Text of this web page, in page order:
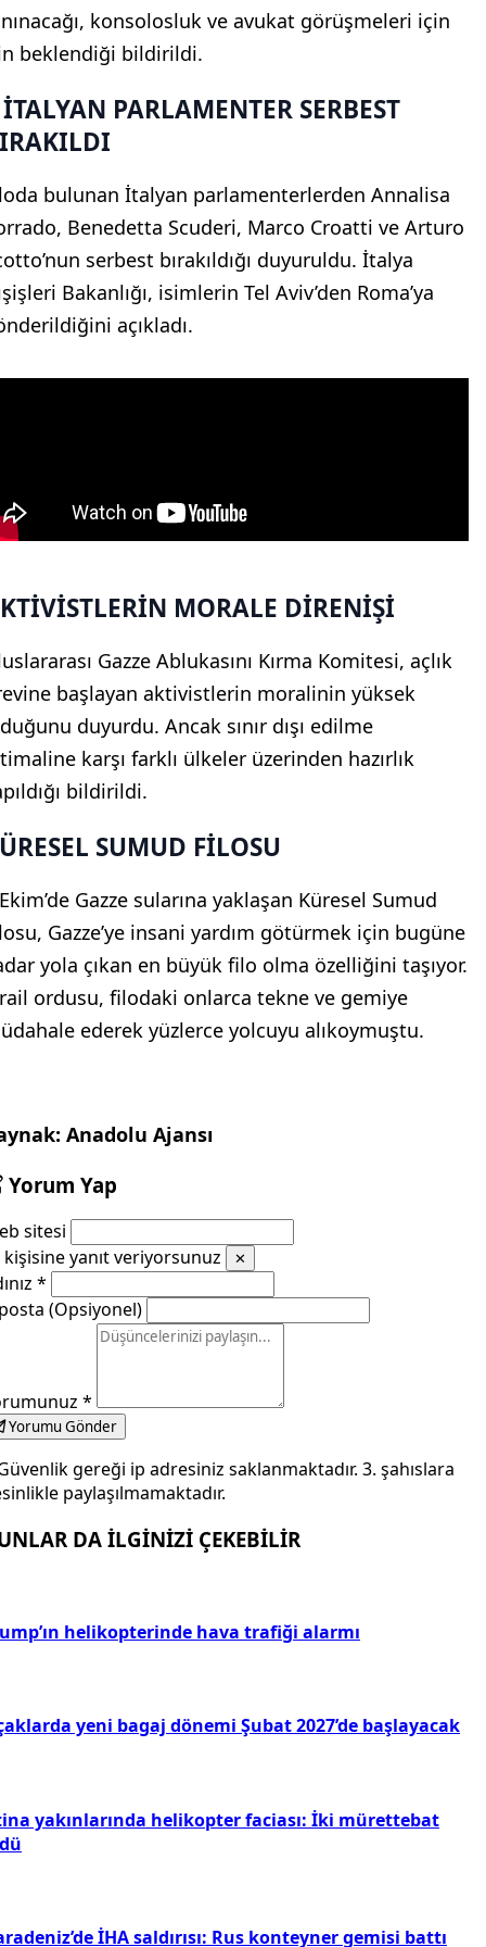
konsolosluk ve avukat görüşmeleri için
beklendiği bildirildi.
PARLAMENTER SERBEST
bulunan İtalyan parlamenterlerden Annalisa
Benedetta Scuderi, Marco Croatti ve Arturo
serbest bırakıldığı duyuruldu. İtalya
Bakanlığı, isimlerin Tel Aviv’den Roma’ya
açıkladı.
MORALE DİRENİŞİ
Gazze Ablukasını Kırma Komitesi, açlık
başlayan aktivistlerin moralinin yüksek
duyurdu. Ancak sınır dışı edilme
karşı farklı ülkeler üzerinden hazırlık
bildirildi.
SUMUD FİLOSU
Gazze sularına yaklaşan Küresel Sumud
Gazze’ye insani yardım götürmek için bugüne
yola çıkan en büyük filo olma özelliğini taşıyor.
ordusu, filodaki onlarca tekne ve gemiye
ederek yüzlerce yolcuyu alıkoymuştu.
Anadolu Ajansı
Yorum Yap
sitesi
kişisine yanıt veriyorsunuz
✕
*
(Opsiyonel)
*
Yorumu Gönder
gereği ip adresiniz saklanmaktadır. 3. şahıslara
paylaşılmamaktadır.
DA İLGİNİZİ ÇEKEBİLİR
helikopterinde hava trafiği alarmı
yeni bagaj dönemi Şubat 2027’de başlayacak
yakınlarında helikopter faciası: İki mürettebat
İHA saldırısı: Rus konteyner gemisi battı